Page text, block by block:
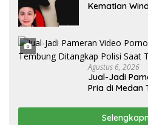
Kematian
Agustus 6, 2026
Jual-Jadi
Pria di Medan